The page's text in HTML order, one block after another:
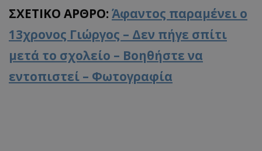
ΣΧΕΤΙΚΟ ΑΡΘΡΟ: Άφαντος παραμένει ο
13χρονος Γιώργος – Δεν πήγε σπίτι
μετά το σχολείο – Βοηθήστε να
εντοπιστεί – Φωτογραφία